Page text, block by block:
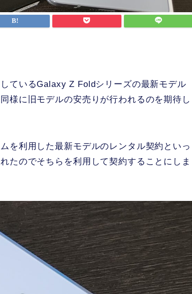
ているGalaxy Z Foldシリーズの最新モデル
様に旧モデルの安売りが行われるのを期待し
を利用した最新モデルのレンタル契約といっ
たのでそちらを利用して契約することにしま